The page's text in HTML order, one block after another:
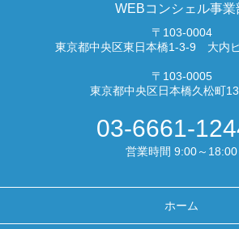
WEBコンシェル事業
〒103-0004
東京都中央区東日本橋1-3-9 大内
〒103-0005
東京都中央区日本橋久松町
03-6661-
営業時間 9:00～18:00
ホーム